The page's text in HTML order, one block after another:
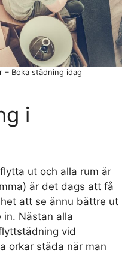
i
ut och alla rum är
är det dags att få
att se ännu bättre ut
Nästan alla
vid
orkar städa när man
– Boka städning idag